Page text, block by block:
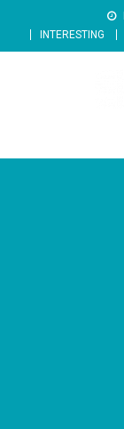
content
INTERESTING